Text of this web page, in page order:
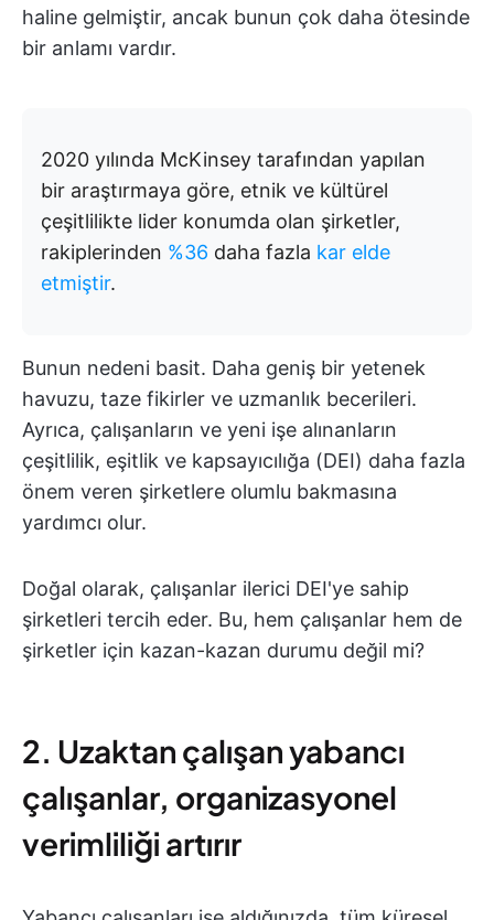
haline gelmiştir, ancak bunun çok daha ötesinde
bir anlamı vardır.
2020 yılında McKinsey tarafından yapılan
bir araştırmaya göre, etnik ve kültürel
çeşitlilikte lider konumda olan şirketler,
rakiplerinden %36 daha fazla kar elde
etmiştir.
Bunun nedeni basit. Daha geniş bir yetenek
havuzu, taze fikirler ve uzmanlık becerileri.
Ayrıca, çalışanların ve yeni işe alınanların
çeşitlilik, eşitlik ve kapsayıcılığa (DEI) daha fazla
önem veren şirketlere olumlu bakmasına
yardımcı olur.
Doğal olarak, çalışanlar ilerici DEI'ye sahip
şirketleri tercih eder. Bu, hem çalışanlar hem de
şirketler için kazan-kazan durumu değil mi?
2. Uzaktan çalışan yabancı
çalışanlar, organizasyonel
verimliliği artırır